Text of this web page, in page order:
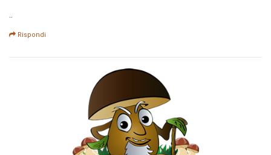
..
Rispondi